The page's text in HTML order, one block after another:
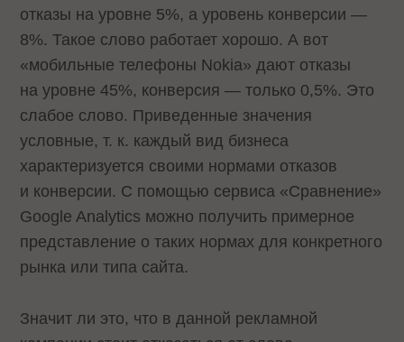
отказы на уровне 5%, а уровень конверсии —
8%. Такое слово работает хорошо. А вот
«мобильные телефоны Nokia» дают отказы
на уровне 45%, конверсия — только 0,5%. Это
слабое слово. Приведенные значения
условные, т. к. каждый вид бизнеса
характеризуется своими нормами отказов
и конверсии. С помощью сервиса «Сравнение»
Google Analytics можно получить примерное
представление о таких нормах для конкретного
рынка или типа сайта.
Значит ли это, что в данной рекламной